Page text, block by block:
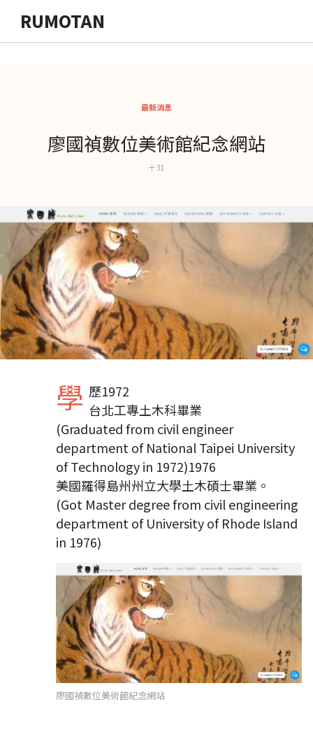
RUMOTAN
最新消息
廖國禎數位美術館紀念網站
十 31
學 歷1972
台北工專土木科畢業
(Graduated from civil engineer
department of National Taipei University
of Technology in 1972)1976
美國羅得島州州立大學土木碩士畢業。
(Got Master degree from civil engineering
department of University of Rhode Island
in 1976)
廖國禎數位美術館紀念網站